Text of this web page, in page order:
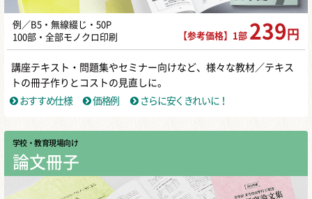
例／B5・無線綴じ・50P
100部・全部モノクロ印刷
【参考価格】1部 239 円
講座テキスト・問題集やセミナー向けなど、様々な教材／テキス
トの冊子作りとコストの見直しに。
おすすめ仕様
価格例 さらに安くきれいに！
学校・教育現場向け
論文冊子